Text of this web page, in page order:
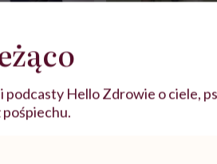
co mi się
o
u
Wkrótce nowa
Instrukcja". Tym
Hello Zdrowie o ciele,
pośpiechu.